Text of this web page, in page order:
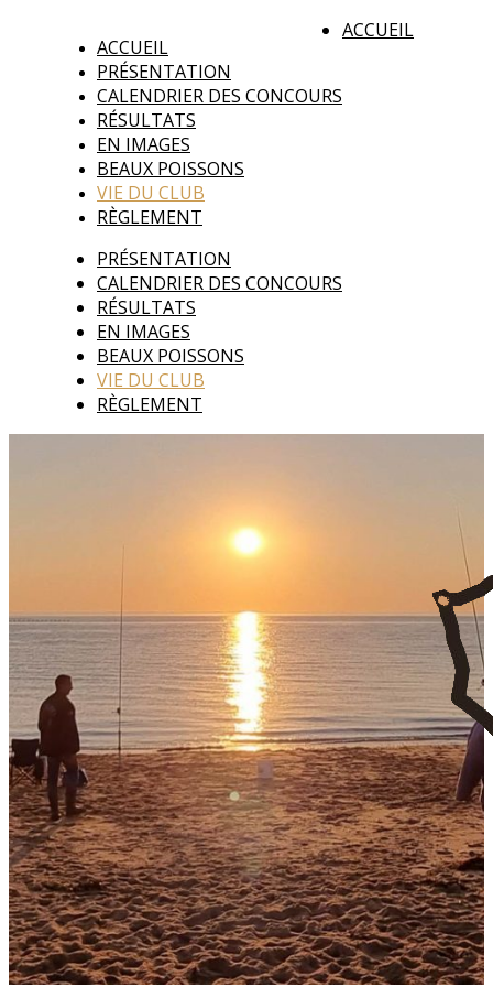
ACCUEIL
PRÉSENTATION
CALENDRIER DES CONCOURS
RÉSULTATS
EN IMAGES
BEAUX POISSONS
VIE DU CLUB
RÈGLEMENT
ACCUEIL
PRÉSENTATION
CALENDRIER DES CONCOURS
RÉSULTATS
EN IMAGES
BEAUX POISSONS
VIE DU CLUB
RÈGLEMENT